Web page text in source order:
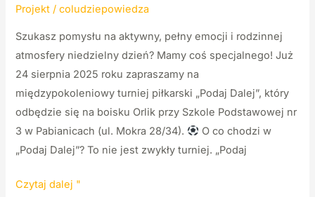
Bilickim
Projekt /coludziepowiedza
Szukasz pomysłu na aktywny, pełny emocji i rodzinnej
atmosfery niedzielny dzień? Mamy coś specjalnego! Już
24 sierpnia 2025 roku zapraszamy na
międzypokoleniowy turniej piłkarski „Podaj Dalej”, który
odbędzie się na boisku Orlik przy Szkole Podstawowej nr
3 w Pabianicach (ul. Mokra 28/34).
O co chodzi w
„Podaj Dalej”? To nie jest zwykły turniej. „Podaj
Czytaj dalej "